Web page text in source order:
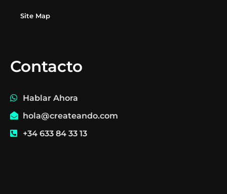
Site Map
Contacto
Hablar Ahora
hola@createando.com
+34 633 84 33 13